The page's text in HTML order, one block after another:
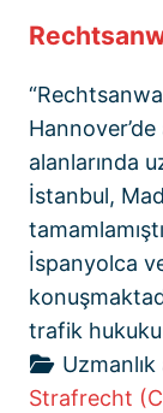
alanlarında
İstanbul,
İspanyolca
trafik
Uzmanlık
Strafrecht